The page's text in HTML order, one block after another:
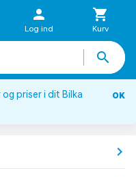
priser i dit Bilka
OK
Log ind Kurv